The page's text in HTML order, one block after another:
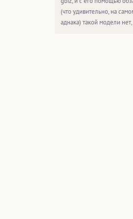
(что удивительно, на
аднака) такой модели